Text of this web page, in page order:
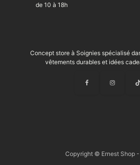
de 10 à 18h
Concept store à Soignies spécialisé
vêtements durables et idées
Copyright © Ernest Shop